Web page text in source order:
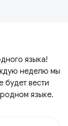
языка!
неделю мы
будет вести
языке.